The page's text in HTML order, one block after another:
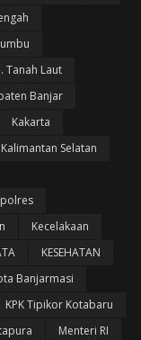
Tanah Laut
Banjar
Kakarta
Kalimantan Selatan
Kecelakaan
KESEHATAN
Banjarmasi
KPK Tipikor Kotabaru
Menteri RI